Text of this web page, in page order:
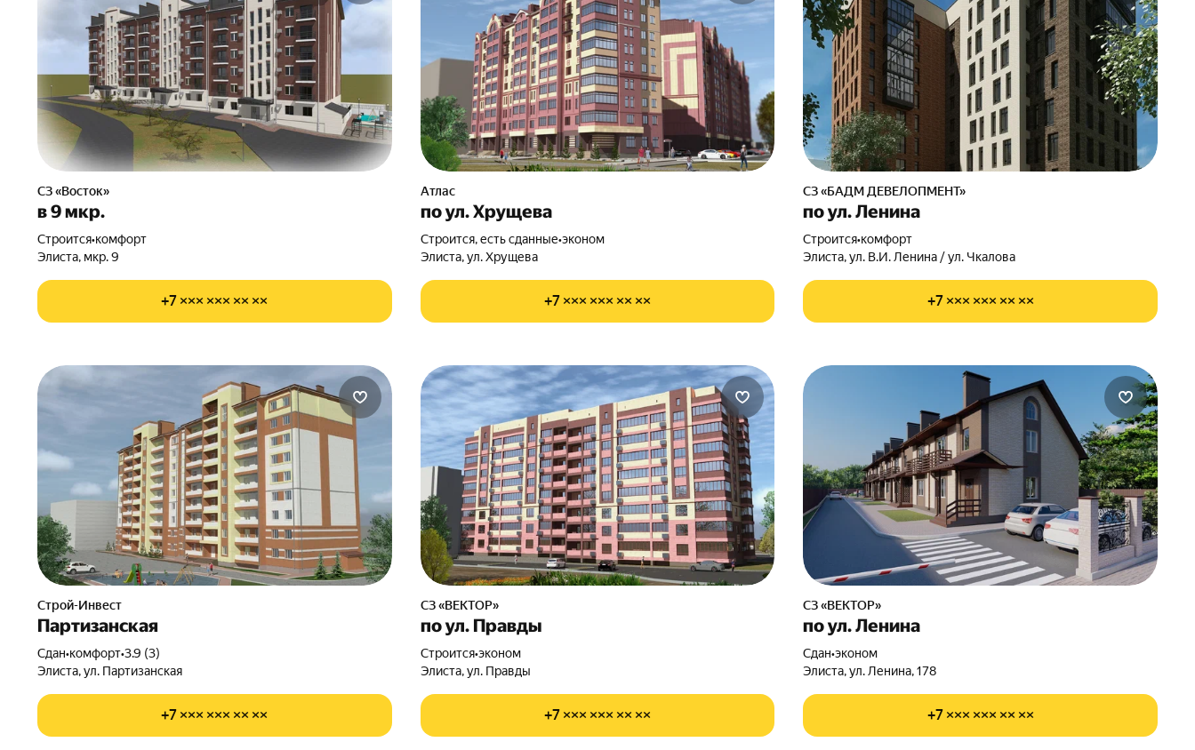
СЗ «Восток»
в 9 мкр.
Строится•комфорт
Элиста, мкр. 9
+7 ××× ××× ×× ××
Атлас
по ул. Хрущева
Строится, есть сданные•эконом
Элиста, ул. Хрущева
+7 ××× ××× ×× ××
СЗ «БАДМ ДЕВЕЛОПМЕНТ»
по ул. Ленина
Строится•комфорт
Элиста, ул. В.И. Ленина / ул. Чкалова
+7 ××× ××× ×× ××
Строй-Инвест
Партизанская
Сдан•комфорт•3.9 (3)
Элиста, ул. Партизанская
+7 ××× ××× ×× ××
СЗ «ВЕКТОР»
по ул. Правды
Строится•эконом
Элиста, ул. Правды
+7 ××× ××× ×× ××
СЗ «ВЕКТОР»
по ул. Ленина
Сдан•эконом
Элиста, ул. Ленина, 178
+7 ××× ××× ×× ××